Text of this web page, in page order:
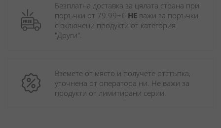
Безплатна доставка за цялата страна при
поръчки от 79.99+€ НЕ важи за поръчки
с включени продукти от категория
"Други".
Вземете от място и получете отстъпка,
уточнена от оператора ни. Не важи за
продукти от лимитирани серии.